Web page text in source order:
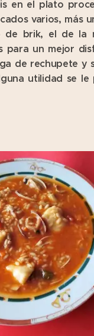
en el plato
varios, más
de brik, el de la
para un mejor
de rechupete y
utilidad se